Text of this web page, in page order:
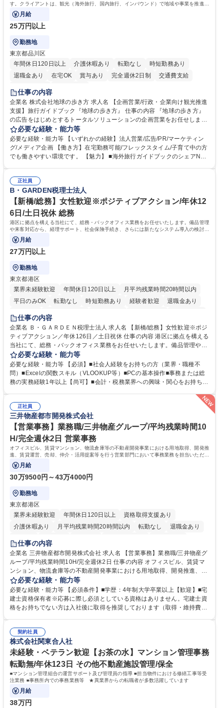
す。クライアントは、観光（海外旅行、国内旅行、インバウンド）で地域や事業を推進し
たい国内外の行政や企業です。
月給
25万円以上
勤務地
東京都品川区
年間休日120日以上
介護休暇あり 転勤なし
時短勤務あり
退職金あり
在宅OK 賞与あり 完全週休2日制
交通費支給
駅近5分以内
仕事の内容
企業名 株式会社地球の歩き方 求人名 【企画営業/行政・企業向け観光推進
支援】旅行ガイドブック『地球の歩き方』 仕事の内容 『地球の歩き方』
の広告をはじめとするトータルソリューションの企画営業をお任せしま
す。クライアントは、観光（海外旅行、国内旅行、インバウンド）で地域
や事業を推進したい国内外の行政や企業です。 【業務詳細】■『地球の歩
き方』は海外旅行ガイドブックのNo.1ブランドであり、国内旅行において
も牽引しております。観光推進支援においても、業界を牽引する意欲的な
に、インバウンドのトップブランドに成長しております■旅が業務であ
り、日常です。旅好きにはこれ以上ない環境です 募集職種 【企画営業/行
政・企業向け観光推進支援】旅行ガイドブック『地球の歩き方』
必要な経験・能力等
必要な経験・能力等 【いずれかの経験】法人営業/広告/PR/マーケティン
グ/メディア企画 【働き方】在宅勤務可能/フレックスタイム/子育て中の方
でも働きやすい環境です。 【魅力】 ■海外旅行ガイドブックのシェアNo.1
であり、「地球の歩き方」としてどう取り組むか、共に形を作るコアメン
バーとして活躍いただきます。 学歴・資格 学歴：大学院 大学 語学力： 資
格：
正社員
B・GARDEN税理士法人
【新橋/総務】女性歓迎※ポジティブアクション/年休12
6日/土日祝休 総務
港区に拠点を構える当社にて、総務・バックオフィス業務をお任せいたします。備品管理
や来客対応から、経理サポート、社会保険手続き、さらには新たなシステム導入の検討ま
で、幅広く組織を支える役割です。
月給
27万円以上
勤務地
東京都港区
業界未経験歓迎
年間休日120日以上
月平均残業時間20時間以内
平日のみOK
転勤なし 時短勤務あり 経験者歓迎
退職金あり
賞与あり
完全週休2日制
服装自由
仕事の内容
企業名 Ｂ・ＧＡＲＤＥＮ税理士法人 求人名 【新橋/総務】女性歓迎※ポジ
ティブアクション／年休126日／土日祝休 仕事の内容 港区に拠点を構える
当社にて、総務・バックオフィス業務をお任せいたします。備品管理や来
客対応から、経理サポート、社会保険手続き、さらには新たなシステム導
入の検討まで、幅広く組織を支える役割です。 ■備品発注・在庫管理、郵
送物対応、電話・来客対応 ■金融機関への外出業務（入出金管理補助）、
福利厚生・社内イベントの運営管理 ■社内ルールの整備、職場環境の改善
類手続き ■税理士業務の補助（書類作成・データ入力支援） ■ITツールや
社内新システムの導入検討・比較検証 募集職種 【新橋/総務】女性歓迎※
ポジティブアクション／年休126日／土日祝休
必要な経験・能力等
必要な経験・能力等 【必須】■社会人経験をお持ちの方（業界・職種不
問）■Excelの関数スキル（VLOOKUP等）■PCの基本操作■事務または総
務の実務経験1年以上【尚可】■会計・税務業界への興味・関心をお持ちの
■周囲と円滑に連携し、柔軟な対応ができる方。 【女性歓迎！】※ポジテ
ィブアクション 学歴・資格 学歴：大学院 大学 高専 短大 専修学校 高校 語
学力： 資格：
正社員
三井物産都市開発株式会社
【営業事務】業務職/三井物産グループ/平均残業時間10
H/完全週休2日 営業事務
オフィスビル、賃貸マンション、物流倉庫等の不動産開発事業における用地取得、開発推
進、賃貸運営、売却、仲介・活用提案等を行う営業部門において事務業務を担当いただき
ます。
月給
30万9500円～43万4000円
勤務地
東京都港区
業界未経験歓迎
年間休日120日以上
資格取得支援あり
介護休暇あり
月平均残業時間20時間以内 転勤なし
退職金あり
在宅OK
賞与あり
駅近5分以内
土日祝休み 寮・社宅あり
仕事の内容
企業名 三井物産都市開発株式会社 求人名 【営業事務】業務職/三井物産グ
ループ/平均残業時間10H/完全週休2日 仕事の内容 オフィスビル、賃貸マ
ンション、物流倉庫等の不動産開発事業における用地取得、開発推進、賃
貸運営、売却、仲介・活用提案等を行う営業部門において事務業務を担当
いただきます。 【詳細】・契約書管理、契約書製本、捺印対応、ファイリ
ング、登記簿取得、調書取得・支払業務（各種費用支払、支払管理、請
求・支払データ登録、取引先マスター申請対応）・予算作成及び予実管
の他に担当頂く業務が発生する場合があります。 募集職種 【営業事務】
業務職/三井物産グループ/平均残業時間10H/完全週休2日
必要な経験・能力等
必要な経験・能力等 【必須条件】■学歴：4年制大学卒業以上【歓迎】■宅
建士資格保有者※応募に際し必須としている資格はありません。宅建士資
格をお持ちでない方は入社後に取得を推奨しております（取得・維持費用
ション力がある方。 ・チャレンジを厭わず、粘り強く業務に取り組める
方。多様な関係者と謙虚に信頼関係を構築でき、期限を意識したスケジュ
ール管理が出来る方。※将来的に他部署（営業部門、コーポレート部門）
へのジョブローテーションの可能性があります。 学歴・資格 学歴：大学
院 大学 語学力： 資格：宅地建物取引士
契約社員
株式会社関東合人社
未経験・ベテラン歓迎【お茶の水】マンション管理事務
転勤無/年休123日 その他不動産施設管理/保全
■マンション管理組合の運営サポート及び管理員の指導 ■担当物件における修繕工事等受
注業務 ■事務所内での事務業務等 ★異業界からの転職者が多数活躍しています
月給
38万円